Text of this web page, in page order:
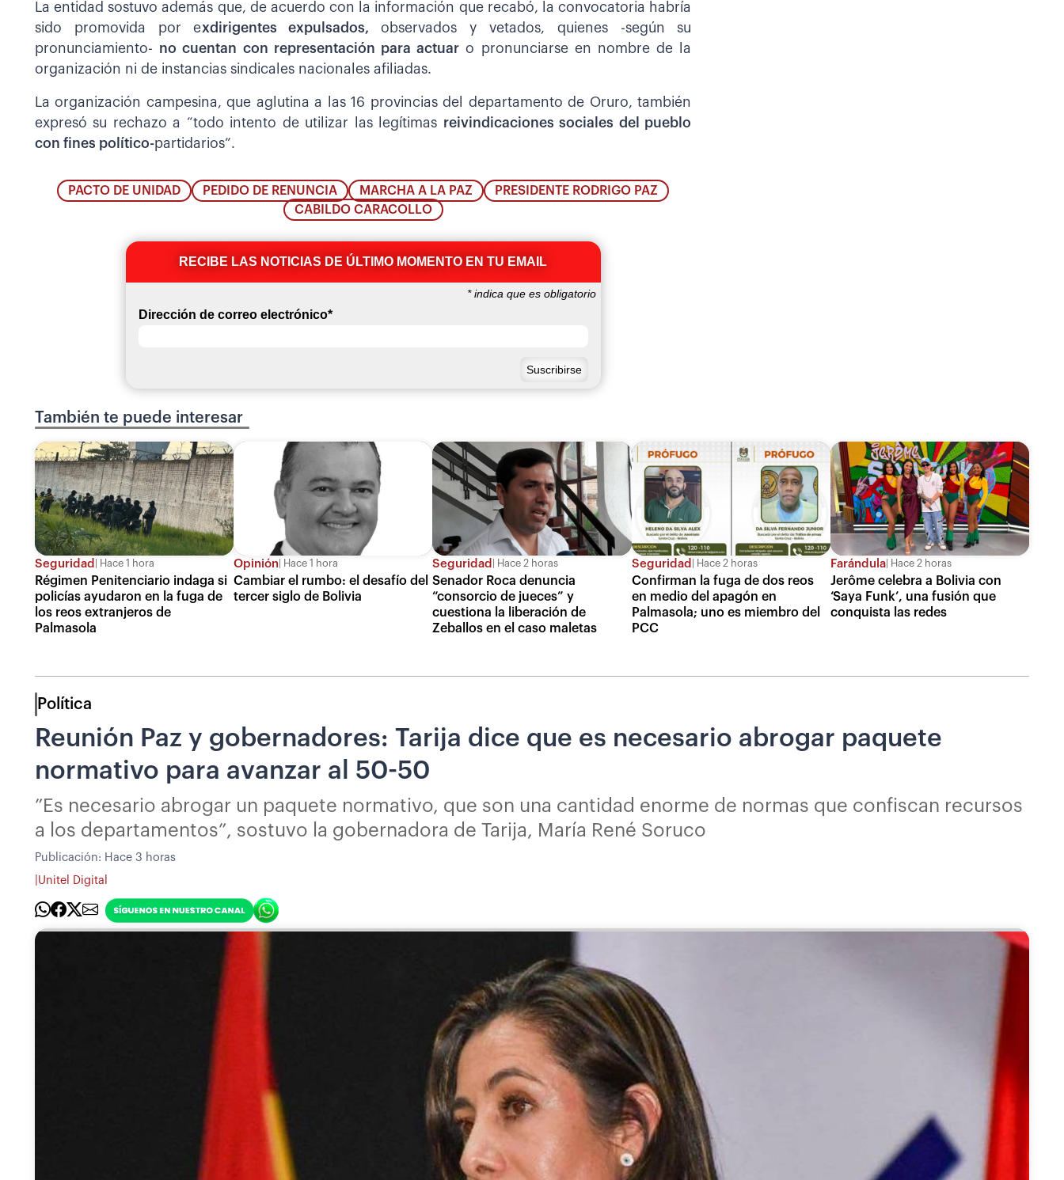
La entidad sostuvo además que, de acuerdo con la información que recabó, la convocatoria habría
sido promovida por exdirigentes expulsados,observados y vetados, quienes -según su
pronunciamiento- no cuentan con representación para actuar o pronunciarse en nombre de la
organización ni de instancias sindicales nacionales afiliadas.
La organización campesina, que aglutina a las 16 provincias del departamento de Oruro, también
expresó su rechazo a “todo intento de utilizar las legítimas reivindicaciones sociales del pueblo
con fines político-partidarios”.
PACTO DE UNIDAD PEDIDO DE RENUNCIA MARCHA A LA PAZ
PRESIDENTE RODRIGO PAZ
CABILDO CARACOLLO
RECIBE LAS NOTICIAS DE ÚLTIMO MOMENTO EN TU EMAIL
*indica que es obligatorio
Dirección de correo electrónico*
También te puede interesar
Seguridad Hace 1 hora
Régimen Penitenciario indaga si
policías ayudaron en la fuga de
los reos extranjeros de
Palmasola
Opinión Hace 1 hora
Cambiar el rumbo: el desafío del
tercer siglo de Bolivia
Seguridad Hace 2 horas
Senador Roca denuncia
“consorcio de jueces” y
cuestiona la liberación de
Zeballos en el caso maletas
Seguridad Hace 2 horas
Confirman la fuga de dos reos
en medio del apagón en
Palmasola; uno es miembro del
PCC
Farándula Hace 2 horas
Jerôme celebra a Bolivia con
‘Saya Funk’, una fusión que
conquista las redes
Política
Reunión Paz y gobernadores: Tarija dice que es necesario abrogar paquete
normativo para avanzar al 50-50
”Es necesario abrogar un paquete normativo, que son una cantidad enorme de normas que confiscan recursos
a los departamentos”, sostuvo la gobernadora de Tarija, María René Soruco
Publicación: Hace 3 horas
Unitel Digital